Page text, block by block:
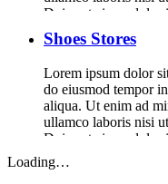
Duis aute irure dolor
ipsum dolor sit
Shoes Stores
Lorem ipsum dolor
do eiusmod tempor
aliqua. Ut enim ad
ullamco laboris nisi
Duis aute irure dolor
Loading…